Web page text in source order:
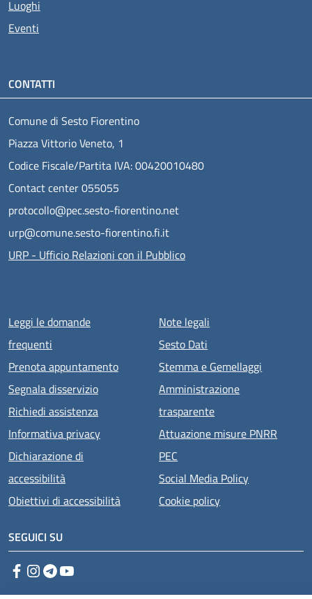
Luoghi
Eventi
CONTATTI
Comune di Sesto Fiorentino
Piazza Vittorio Veneto, 1
Codice Fiscale/Partita IVA: 00420010480
Contact center 055055
protocollo@pec.sesto-fiorentino.net
urp@comune.sesto-fiorentino.fi.it
URP - Ufficio Relazioni con il Pubblico
Menu piè di pagina
Leggi le domande
frequenti
Prenota appuntamento
Segnala disservizio
Richiedi assistenza
Informativa privacy
Dichiarazione di
accessibilità
Obiettivi di accessibilità
Note legali
Sesto Dati
Stemma e Gemellaggi
Amministrazione
trasparente
Attuazione misure PNRR
PEC
Social Media Policy
Cookie policy
SEGUICI SU
Facebook
Instagram
Telegram